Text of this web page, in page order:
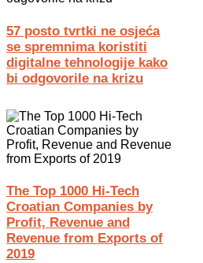
57 posto tvrtki ne osjeća
se spremnima koristiti
digitalne tehnologije kako
bi odgovorile na krizu
The Top 1000 Hi-Tech
Croatian Companies by
Profit, Revenue and
Revenue from Exports of
2019